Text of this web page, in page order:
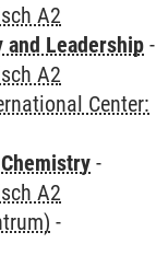
A2
Leadership -
A2
Center:
-
A2
-